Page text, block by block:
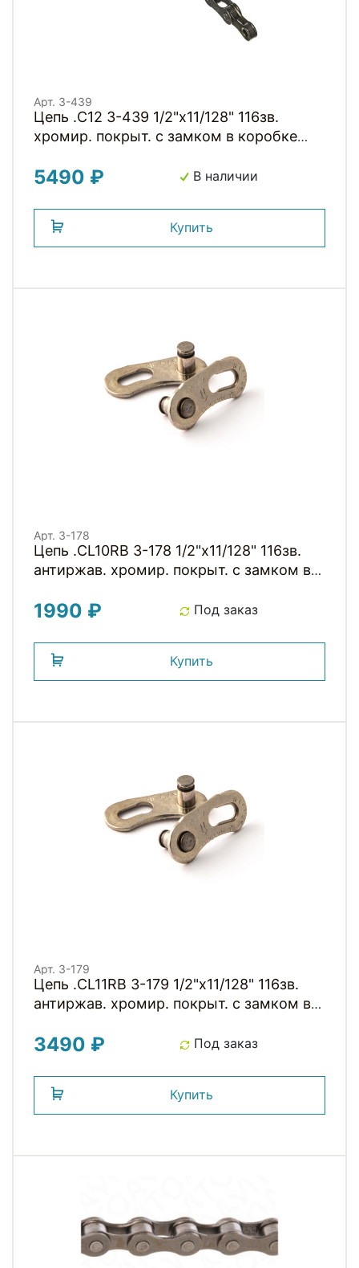
Арт. 3-439
Цепь .C12 3-439 1/2"x11/128" 116зв.
хромир. покрыт. с замком в коробке
5490 ₽ В наличии
Купить
Арт. 3-178
Цепь .CL10RB 3-178 1/2"x11/128" 116зв.
антиржав. хромир. покрыт. с замком в
1990 ₽ Под заказ
Купить
Арт. 3-179
Цепь .CL11RB 3-179 1/2"x11/128" 116зв.
антиржав. хромир. покрыт. с замком в
3490 ₽ Под заказ
Купить